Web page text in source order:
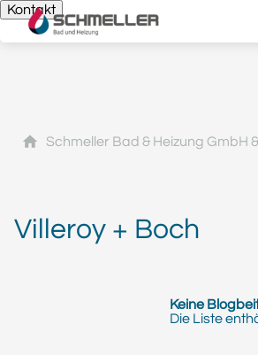
Kontakt
Schmeller Bad & Heizung GmbH &
Villeroy + Boch
Keine
Die Liste